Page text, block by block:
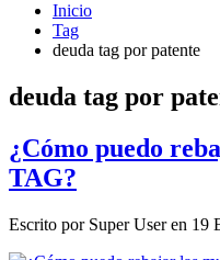
Inicio
Tag
deuda tag por patente
deuda tag por
¿Cómo puedo
TAG?
Escrito por Super User en 19